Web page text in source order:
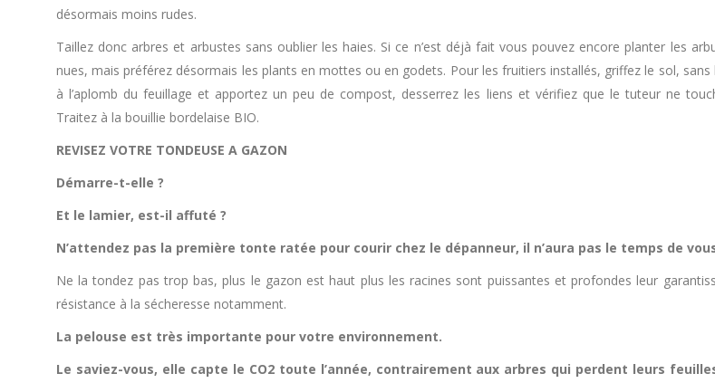
désormais moins rudes.
Taillez donc arbres et arbustes sans oublier les haies. Si ce n’est déjà fait vous pouvez encore planter les
nues, mais préférez désormais les plants en mottes ou en godets. Pour les fruitiers installés, griffez le sol, sans
à l’aplomb du feuillage et apportez un peu de compost, desserrez les liens et vérifiez que le tuteur ne
Traitez à la bouillie bordelaise BIO.
REVISEZ VOTRE TONDEUSE A GAZON
Démarre-t-elle ?
Et le lamier, est-il affuté ?
N’attendez pas la première tonte ratée pour courir chez le dépanneur, il n’aura pas le temps de
Ne la tondez pas trop bas, plus le gazon est haut plus les racines sont puissantes et profondes leur
résistance à la sécheresse notamment.
La pelouse est très importante pour votre environnement.
Le saviez-vous, elle capte le CO2 toute l’année, contrairement aux arbres qui perdent leurs